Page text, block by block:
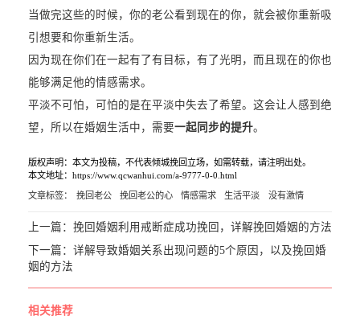
当做完这些的时候，你的老公看到现在的你，就会被你重新吸
引想要和你重新生活。
因为现在你们在一起有了有目标，有了光明，而且现在的你也
能够满足他的情感需求。
平淡不可怕，可怕的是在平淡中失去了希望。这会让人感到绝
望，所以在婚姻生活中，需要一起同步的提升。
版权声明：本文为投稿，不代表倾城挽回立场，如需转载，请注明出处。
本文地址：https://www.qcwanhui.com/a-9777-0-0.html
文章标签： 挽回老公 挽回老公的心 情感需求 生活平淡 没有激情
上一篇： 挽回婚姻利用戒断症成功挽回，详解挽回婚姻的方法
下一篇： 详解导致婚姻关系出现问题的5个原因，以及挽回婚
姻的方法
相关推荐